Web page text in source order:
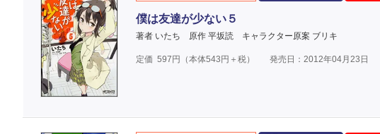
僕は友達が少ない５
著者 いたち 原作 平坂読 キャラクター原案 ブリキ
定価 597円（本体543円＋税） 発売日：2012年04月23日